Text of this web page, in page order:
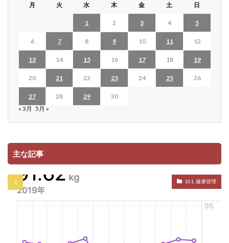
月 火 水 木 金 土 日
1 2 3 4 5
6 7 8 9 10 11 12
13 14 15 16 17 18 19
20 21 22 23 24 25 26
27 28 29
30
« 3月 5月 »
主な記事
101. 健康管理